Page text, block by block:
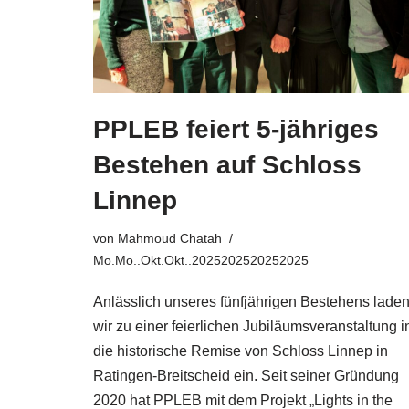
PPLEB feiert 5-jähriges
Bestehen auf Schloss
Linnep
von Mahmoud Chatah
Mo.Mo..Okt.Okt..2025202520252025
Anlässlich unseres fünfjährigen Bestehens laden
wir zu einer feierlichen Jubiläumsveranstaltung
die historische Remise von Schloss Linnep in
Ratingen-Breitscheid ein. Seit seiner Gründung
2020 hat PPLEB mit dem Projekt „Lights in the